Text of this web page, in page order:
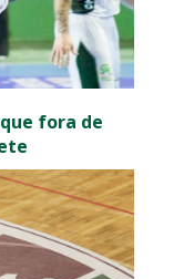
fora de